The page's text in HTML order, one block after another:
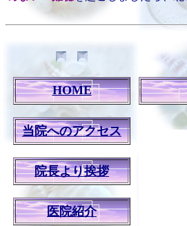
HOME
当院へのアクセス
院長より挨拶
医院紹介